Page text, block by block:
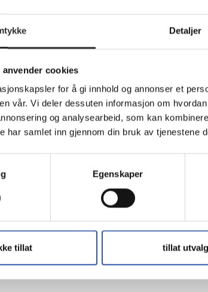
Detaljer
cookies
for å gi innhold og annonser et
vår. Vi deler dessuten informasjon om
og analysearbeid, som kan
har samlet inn gjennom din bruk av tjenestene
Egenskaper
tillat tillat utvalg
- Glatt matt - 310 mikroner -
uten gjenskinn. Perfekt for bilder i farger
på profesjonell kreativitet og har en glatt
med utmerket flathet.
optimale resultater fra Canons Pixma-
og dye-basert ChromaLife100+ blekk.
av bilder i farger og sort-hvitt samt
elegante overflate sammenlignet med
bildekvalitet og lang levetid. Brukt
deg trygg når du viser frem eller selger bildene.